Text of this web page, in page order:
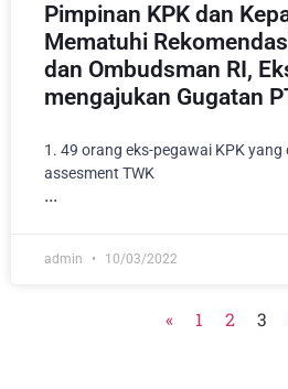
Pimpinan KPK dan
Mematuhi
dan Ombudsman RI,
mengajukan Gugatan
1. 49 orang eks-pegawai KPK
assesment TWK
admin 10/03/2022
« 1 2 3